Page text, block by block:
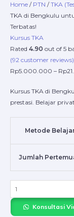
Home / PTN /TKA
TKA di Bengkulu
Terbatas!
Kursus TKA
Rated 4.90 out of 5
(92 customer reviews)
Rp5.000.000 – Rp
Kursus TKA di
prestasi. Belajar
Metode
Jumlah
Konsultasi